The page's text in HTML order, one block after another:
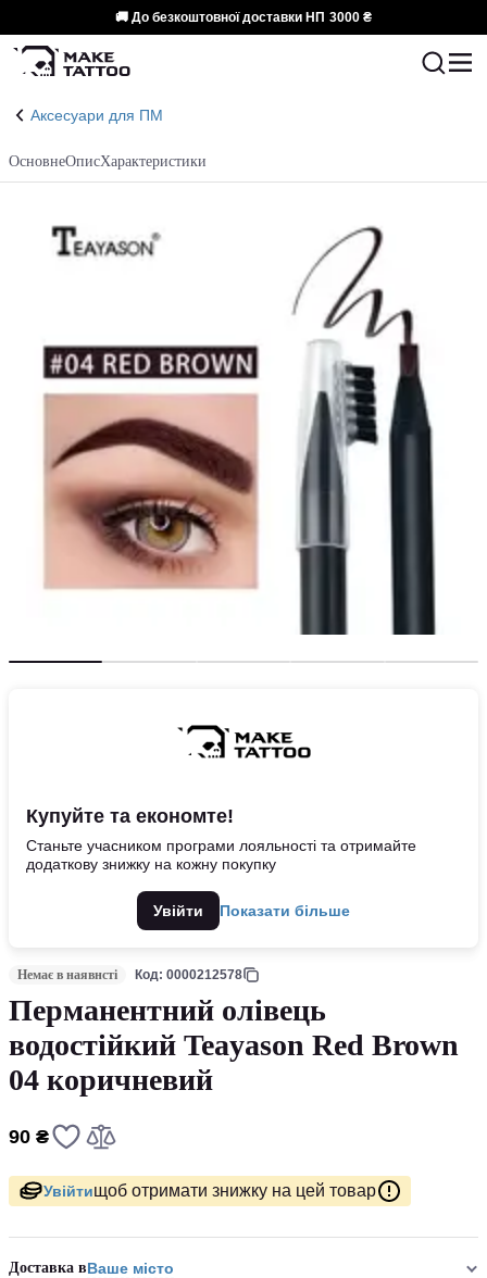
🚚 До безкоштовної доставки НП 3000 ₴
Аксесуари для ПМ
ОсновнеОписХарактеристики
Купуйте та економте!
Станьте учасником програми лояльності та отримайте
додаткову знижку на кожну покупку
Увійти Показати більше
Немає в наявнсті Код: 0000212578
Перманентний олівець
водостійкий Teayason Red Brown
04 коричневий
90 ₴
Увійтищоб отримати знижку на цей товар
Доставка вВаше місто